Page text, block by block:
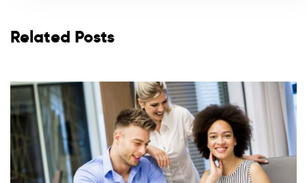
Related Posts